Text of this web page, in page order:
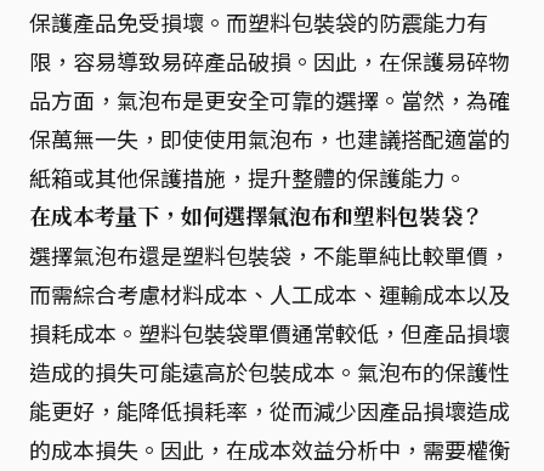
保護產品免受損壞。而塑料包裝袋的防震能力有
限，容易導致易碎產品破損。因此，在保護易碎物
品方面，氣泡布是更安全可靠的選擇。當然，為確
保萬無一失，即使使用氣泡布，也建議搭配適當的
紙箱或其他保護措施，提升整體的保護能力。
在成本考量下，如何選擇氣泡布和塑料包裝袋？
選擇氣泡布還是塑料包裝袋，不能單純比較單價，
而需綜合考慮材料成本、人工成本、運輸成本以及
損耗成本。塑料包裝袋單價通常較低，但產品損壞
造成的損失可能遠高於包裝成本。氣泡布的保護性
能更好，能降低損耗率，從而減少因產品損壞造成
的成本損失。因此，在成本效益分析中，需要權衡